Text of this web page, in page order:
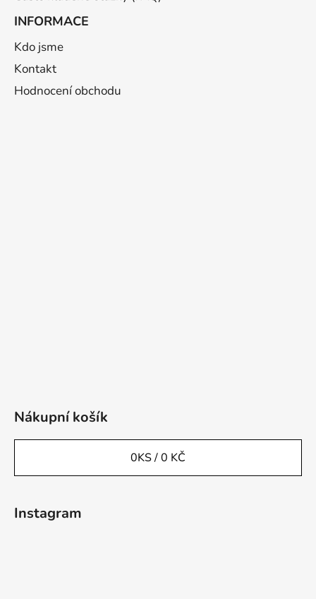
INFORMACE
Kdo jsme
Kontakt
Hodnocení obchodu
Nákupní košík
0KS /0 KČ
Instagram